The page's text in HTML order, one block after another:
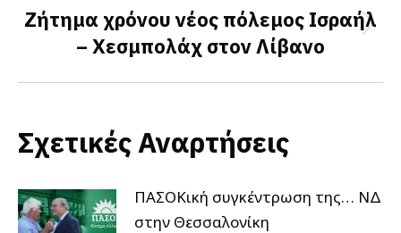
Next
post:
Ζήτημα χρόνου νέος πόλεμος Ισραήλ
– Χεσμπολάχ στον Λίβανο
Σχετικές Αναρτήσεις
ΠΑΣΟΚική συγκέντρωση της… ΝΔ
στην Θεσσαλονίκη